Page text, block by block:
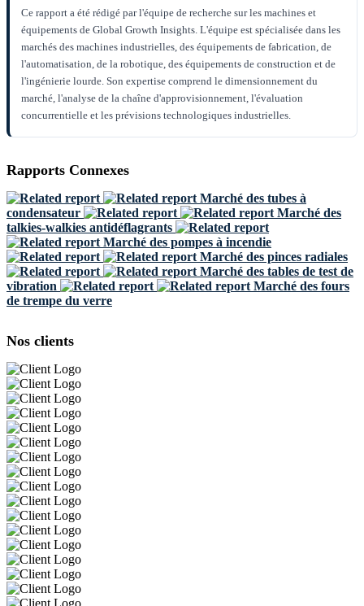
Ce rapport a été rédigé par l'équipe de recherche sur les machines et
équipements de Global Growth Insights. L'équipe est spécialisée dans les
marchés des machines industrielles, des équipements de fabrication, de
l'automatisation, de la robotique, des équipements de construction et de
l'ingénierie lourde. Son expertise comprend le dimensionnement du
marché, l'analyse de la chaîne d'approvisionnement, l'évaluation
concurrentielle et les prévisions technologiques industrielles.
Rapports Connexes
Marché des tubes à
condensateur
Marché des
talkies-walkies antidéflagrants
Marché des pompes à incendie
Marché des pinces radiales
Marché des tables de test de
vibration
Marché des fours
de trempe du verre
Nos clients